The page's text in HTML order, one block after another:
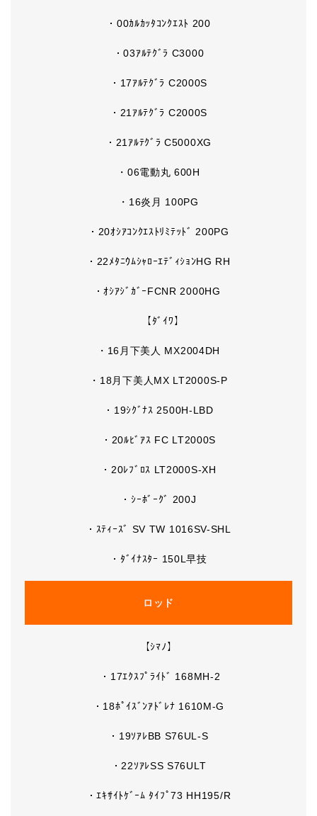
・00ｶﾙｶｯﾀｺﾝｸｴｽﾄ 200
・03ｱﾙﾃｸﾞﾗ C3000
・17ｱﾙﾃｸﾞﾗ C2000S
・21ｱﾙﾃｸﾞﾗ C2000S
・21ｱﾙﾃｸﾞﾗ C5000XG
・06電動丸 600H
・16炎月 100PG
・20ｵｼｱｺﾝｸｴｽﾄﾘﾐﾃｯﾄﾞ 200PG
・22ﾒﾀﾆｳﾑｼｬﾛｰｴﾃﾞｨｼｮﾝHG RH
・ｵｼｱｼﾞｶﾞｰFCNR 2000HG
【ﾀﾞｲﾜ】
・16月下美人 MX2004DH
・18月下美人MX LT2000S-P
・19ｼｸﾞﾅｽ 2500H-LBD
・20ﾙﾋﾞｱｽ FC LT2000S
・20ﾚﾌﾞﾛｽ LT2000S-XH
・ｼｰﾎﾞｰｸﾞ 200J
・ｽﾃｨｰｽﾞ SV TW 1016SV-SHL
・ﾀﾞｲﾅｽﾀｰ 150L早技
ロッド
【ｼﾏﾉ】
・17ｴｸｽﾌﾟﾗｲﾄﾞ 168MH-2
・18ﾎﾟｲｽﾞﾝｱﾄﾞﾚﾅ 1610M-G
・19ｿｱﾚBB S76UL-S
・22ｿｱﾚSS S76ULT
・ｴｷｻｲﾄｹﾞｰﾑ ﾀｲﾌﾟ73 HH195/R